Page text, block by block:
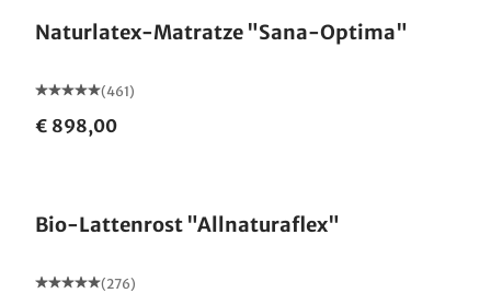
Naturlatex-Matratze "Sana-Optima"
(461)
€ 898,00
Bio-Lattenrost "Allnaturaflex"
(276)